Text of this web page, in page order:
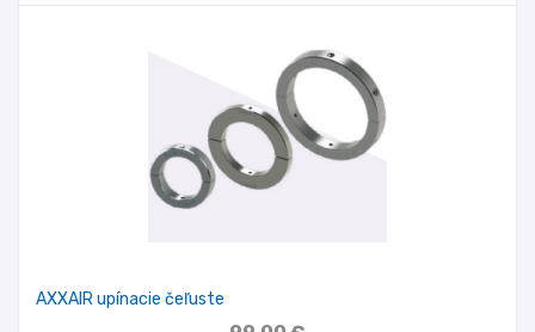
AXXAIR upínacie čeľuste